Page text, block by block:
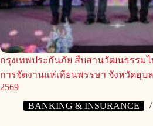
กรุงเทพประกันภัย สืบสานวัฒนธรรม
การจัดงานแห่เทียนพรรษา จังหวัดอุบ
2569
BANKING & INSURANCE